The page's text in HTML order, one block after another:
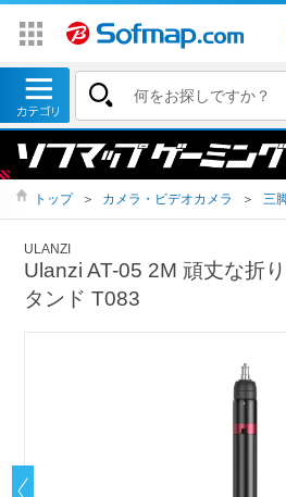
トップ ＞ カメラ・ビデオカメラ ＞ 三
ULANZI
Ulanzi AT-05 2M 頑丈な折
タンド T083